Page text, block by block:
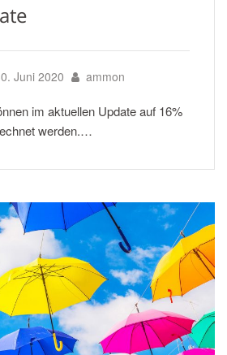
Juni 2020 ammon
im aktuellen Update auf 16%
werden.…